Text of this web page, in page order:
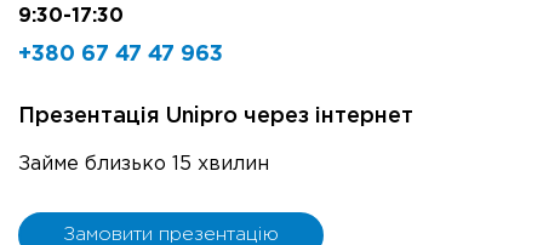
9:30-17:30
+380 67 47 47 963
Презентація Unipro через інтернет
Займе близько 15 хвилин
Замовити презентацію